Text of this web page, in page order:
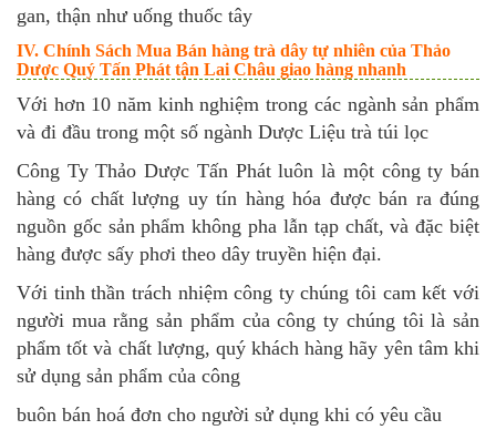
gan, thận như uống thuốc tây
IV. Chính Sách Mua Bán hàng trà dây tự nhiên của Thảo
Dược Quý Tấn Phát tận Lai Châu giao hàng nhanh
Với hơn 10 năm kinh nghiệm trong các ngành sản phẩm
và đi đầu trong một số ngành Dược Liệu trà túi lọc
Công Ty Thảo Dược Tấn Phát luôn là một công ty bán
hàng có chất lượng uy tín hàng hóa được bán ra đúng
nguồn gốc sản phẩm không pha lẫn tạp chất, và đặc biệt
hàng được sấy phơi theo dây truyền hiện đại.
Với tinh thần trách nhiệm công ty chúng tôi cam kết với
người mua rằng sản phẩm của công ty chúng tôi là sản
phẩm tốt và chất lượng, quý khách hàng hãy yên tâm khi
sử dụng sản phẩm của công
buôn bán hoá đơn cho người sử dụng khi có yêu cầu